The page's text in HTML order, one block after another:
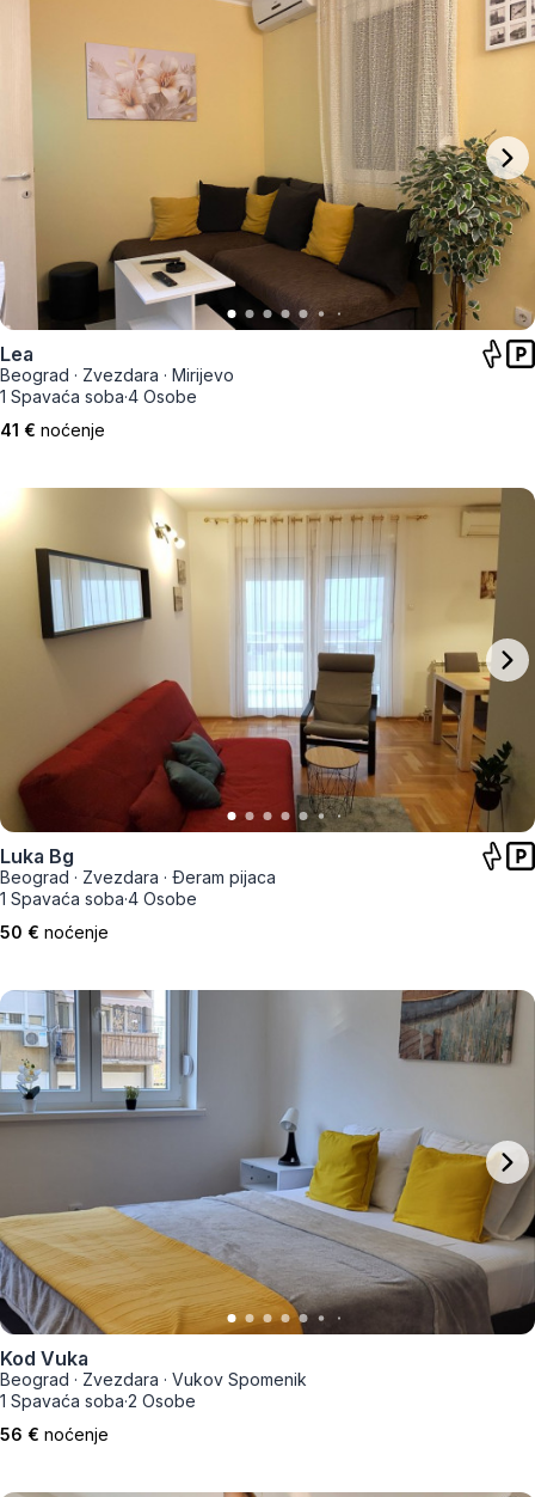
Lea
Beograd · Zvezdara · Mirijevo
1 Spavaća soba·4 Osobe
41 € noćenje
Luka Bg
Beograd · Zvezdara · Đeram pijaca
1 Spavaća soba·4 Osobe
50 € noćenje
Kod Vuka
Beograd · Zvezdara · Vukov Spomenik
1 Spavaća soba·2 Osobe
56 € noćenje